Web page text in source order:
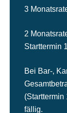
3
2
Starttermin
Bei Bar-,
(Starttermin
fällig.